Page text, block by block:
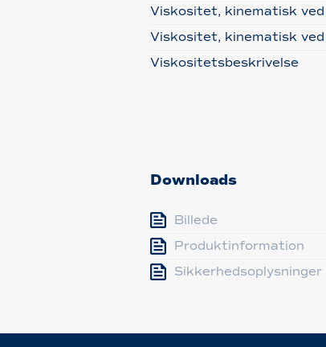
Viskositet, kinematisk ved
Viskositet, kinematisk ved
Viskositetsbeskrivelse
Downloads
Billede
Produktinformation
Sikkerhedsoplysninger